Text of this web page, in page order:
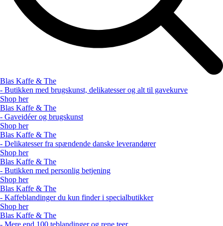
Blas Kaffe & The
- Butikken med brugskunst, delikatesser og alt til gavekurve
Shop her
Blas Kaffe & The
- Gaveidéer og brugskunst
Shop her
Blas Kaffe & The
- Delikatesser fra spændende danske leverandører
Shop her
Blas Kaffe & The
- Butikken med personlig betjening
Shop her
Blas Kaffe & The
- Kaffeblandinger du kun finder i specialbutikker
Shop her
Blas Kaffe & The
- Mere end 100 teblandinger og rene teer